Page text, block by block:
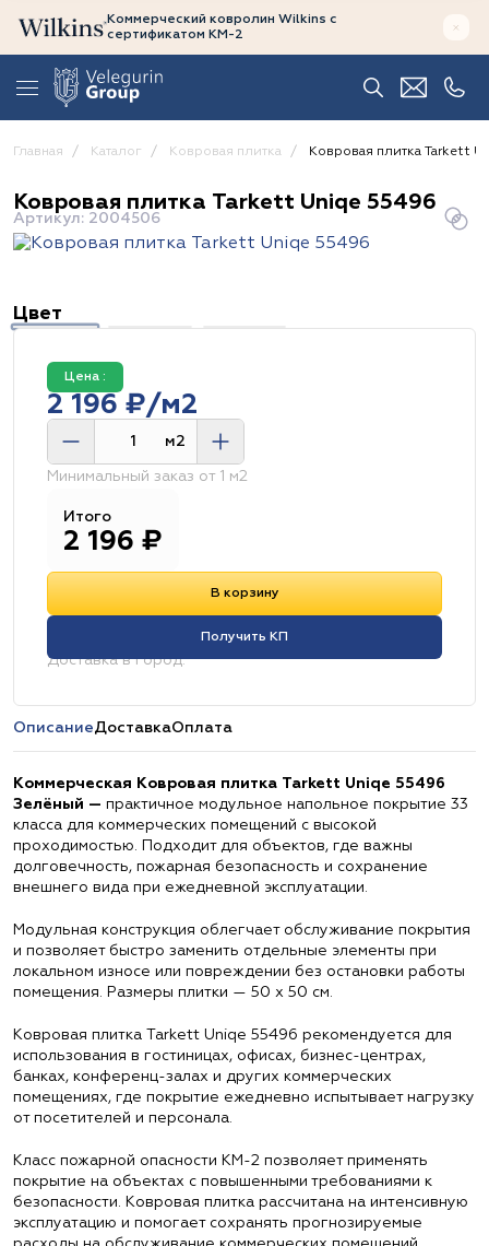
Коммерческий ковролин Wilkins с
сертификатом КМ-2
Главная Каталог Ковровая плитка Ковровая плитка Tarkett
Ковровая плитка Tarkett Uniqe 55496
Артикул: 2004506
Цвет
Цена :
2 196 ₽/м2
м2
Минимальный заказ от 1 м2
Итого
2 196 ₽
В корзину
Получить КП
Доставка в город:
ОписаниеДоставкаОплата
Коммерческая Ковровая плитка Tarkett Uniqe 55496
Зелёный — практичное модульное напольное покрытие 33
класса для коммерческих помещений с высокой
проходимостью. Подходит для объектов, где важны
долговечность, пожарная безопасность и сохранение
внешнего вида при ежедневной эксплуатации.
Модульная конструкция облегчает обслуживание покрытия
и позволяет быстро заменить отдельные элементы при
локальном износе или повреждении без остановки работы
помещения. Размеры плитки — 50 х 50 см.
Ковровая плитка Tarkett Uniqe 55496 рекомендуется для
использования в гостиницах, офисах, бизнес-центрах,
банках, конференц-залах и других коммерческих
помещениях, где покрытие ежедневно испытывает нагрузку
от посетителей и персонала.
Класс пожарной опасности КМ-2 позволяет применять
покрытие на объектах с повышенными требованиями к
безопасности. Ковровая плитка рассчитана на интенсивную
эксплуатацию и помогает сохранять прогнозируемые